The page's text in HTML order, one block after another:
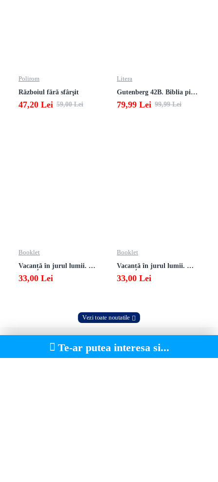
Polirom
Războiul fără sfârşit
47,20 Lei 59,00 Lei
Litera
Gutenberg 42B. Biblia pierduta
79,99 Lei 99,99 Lei
Booklet
Vacanță în jurul lumii. Matematică clasa a VII-a – EDIȚIA 2026
33,00 Lei
Booklet
Vacanță în jurul lumii. Matematică clasa a VI-a – EDIȚIA 2026
33,00 Lei
Vezi toate noutatile
Te-ar putea interesa si...